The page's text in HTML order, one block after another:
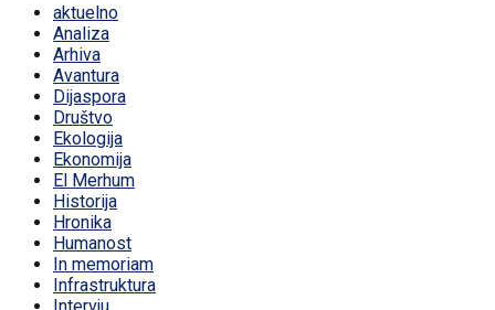
aktuelno
Analiza
Arhiva
Avantura
Dijaspora
Društvo
Ekologija
Ekonomija
El Merhum
Historija
Hronika
Humanost
In memoriam
Infrastruktura
Intervju